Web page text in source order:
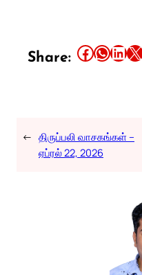
Share: Share this article on Facebook Share this article on WhatsApp Share this article on LinkedIn Share this article on X
← திருப்பலி வாசகங்கள் –
ஏப்ரல் 22, 2026